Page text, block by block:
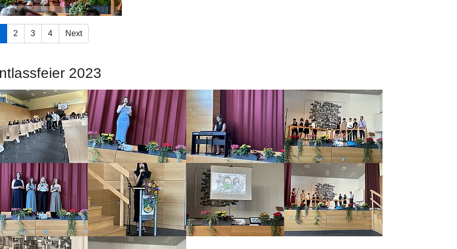
2 3 4 Next
2023
larger version Show larger version Show larger version
larger version Show larger version Show larger version Show larger version
larger version Show larger version